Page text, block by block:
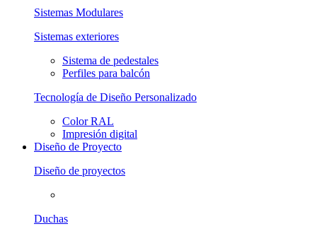
Sistemas Modulares
Sistemas exteriores
Sistema de pedestales
Perfiles para balcón
Tecnología de Diseño Personalizado
Color RAL
Impresión digital
Diseño de Proyecto
Diseño de proyectos
Duchas